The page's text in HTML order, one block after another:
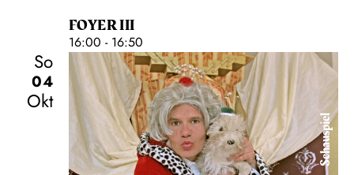
FOYER III
16:00 - 16:50
So
04
Okt
Schauspiel